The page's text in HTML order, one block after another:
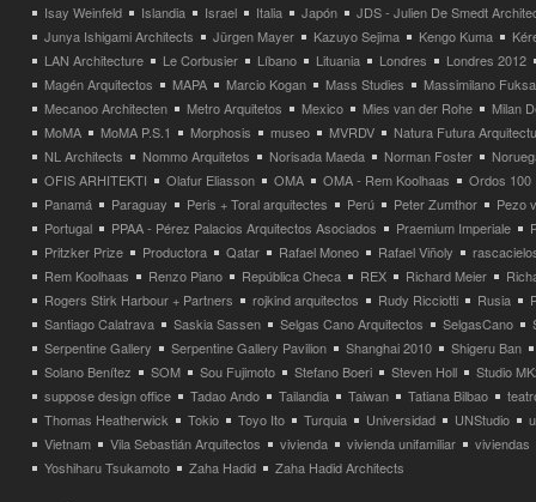
Isay Weinfeld
Islandia Israel Italia Japón
JDS - Julien De Smedt
Junya Ishigami Architects
Jürgen Mayer Kazuyo Sejima Kengo Kuma
LAN Architecture
Le Corbusier Líbano Lituania Londres
Londres 2012
Magén Arquitectos
MAPA Marcio Kogan Mass Studies
Massimilano
Mecanoo Architecten
Metro Arquitetos Mexico Mies van der Rohe
Milan
MoMA
MoMA P.S.1 Morphosis museo MVRDV
Natura Futura
NL Architects
Nommo Arquitetos Norisada Maeda Norman Foster
OFIS ARHITEKTI
Olafur Eliasson OMA OMA - Rem Koolhaas
Ordos 100
Panamá
Paraguay Peris + Toral arquitectes Perú Peter Zumthor
Pezo
Portugal
PPAA - Pérez Palacios Arquitectos Asociados Praemium Imperiale
Pritzker Prize
Productora Qatar Rafael Moneo Rafael Viñoly
Rem Koolhaas
Renzo Piano República Checa REX Richard Meier
Rogers Stirk Harbour + Partners
rojkind arquitectos Rudy Ricciotti Rusia
Santiago Calatrava
Saskia Sassen Selgas Cano Arquitectos SelgasCano
Serpentine Gallery
Serpentine Gallery Pavilion Shanghai 2010
Shigeru Ban
Solano Benítez
SOM Sou Fujimoto Stefano Boeri Steven Holl
Studio
suppose design office
Tadao Ando Tailandia Taiwan Tatiana Bilbao
Thomas Heatherwick
Tokio Toyo Ito Turquia Universidad UNStudio
Vietnam
Vila Sebastián Arquitectos vivienda vivienda unifamiliar
viviendas
Yoshiharu Tsukamoto
Zaha Hadid Zaha Hadid Architects